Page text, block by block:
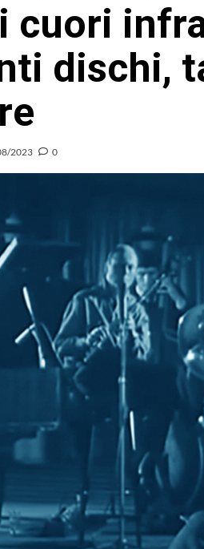
cuori
dischi,
2023 0